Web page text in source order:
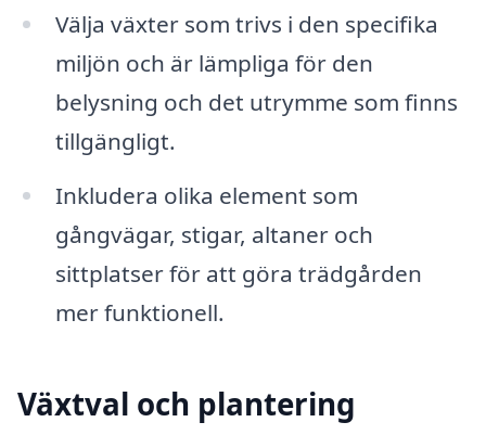
Välja växter som trivs i den specifika
miljön och är lämpliga för den
belysning och det utrymme som finns
tillgängligt.
Inkludera olika element som
gångvägar, stigar, altaner och
sittplatser för att göra trädgården
mer funktionell.
Växtval och plantering